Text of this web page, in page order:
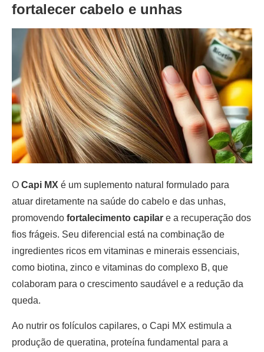
fortalecer cabelo e unhas
O Capi MX é um suplemento natural formulado para
atuar diretamente na saúde do cabelo e das unhas,
promovendo fortalecimento capilar e a recuperação dos
fios frágeis. Seu diferencial está na combinação de
ingredientes ricos em vitaminas e minerais essenciais,
como biotina, zinco e vitaminas do complexo B, que
colaboram para o crescimento saudável e a redução da
queda.
Ao nutrir os folículos capilares, o Capi MX estimula a
produção de queratina, proteína fundamental para a